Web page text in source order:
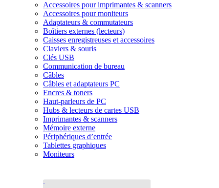
Accessoires pour imprimantes & scanners
Accessoires pour moniteurs
Adaptateurs & commutateurs
Boîtiers externes (lecteurs)
Caisses enregistreuses et accessoires
Claviers & souris
Clés USB
Communication de bureau
Câbles
Câbles et adaptateurs PC
Encres & toners
Haut-parleurs de PC
Hubs & lecteurs de cartes USB
Imprimantes & scanners
Mémoire externe
Périphériques d’entrée
Tablettes graphiques
Moniteurs